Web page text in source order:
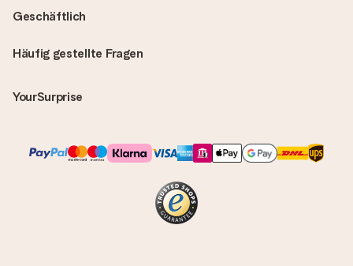
Häufig gestellte Fragen
YourSurprise
Geschäftlich